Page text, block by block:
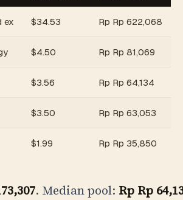
ex $34.53 Rp Rp 622,068
$4.50 Rp Rp 81,069
$3.56 Rp Rp 64,134
$3.50 Rp Rp 63,053
$1.99 Rp Rp 35,850
. Median pool: Rp Rp